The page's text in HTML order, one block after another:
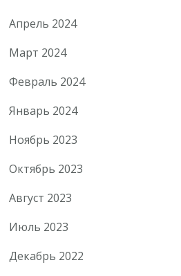
Апрель 2024
Март 2024
Февраль 2024
Январь 2024
Ноябрь 2023
Октябрь 2023
Август 2023
Июль 2023
Декабрь 2022